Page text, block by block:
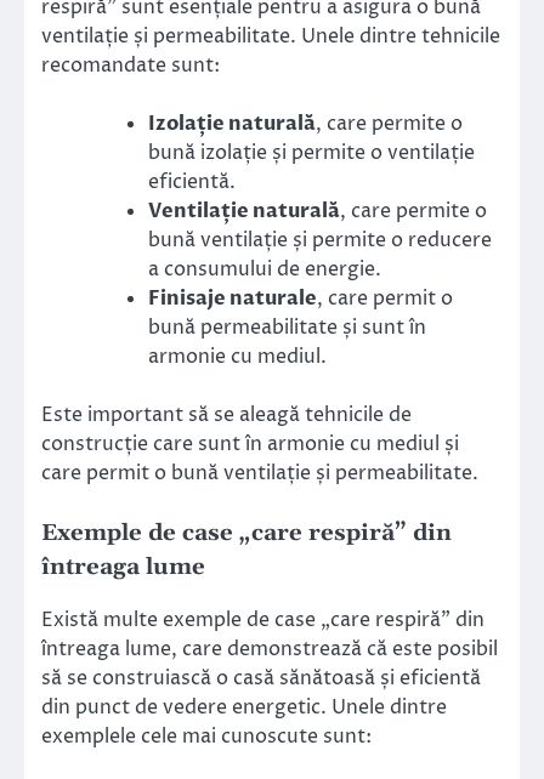
respiră” sunt esențiale pentru a asigura o bună
ventilație și permeabilitate. Unele dintre tehnicile
recomandate sunt:
Izolație naturală, care permite o
bună izolație și permite o ventilație
eficientă.
Ventilație naturală, care permite o
bună ventilație și permite o reducere
a consumului de energie.
Finisaje naturale, care permit o
bună permeabilitate și sunt în
armonie cu mediul.
Este important să se aleagă tehnicile de
construcție care sunt în armonie cu mediul și
care permit o bună ventilație și permeabilitate.
Exemple de case „care respiră” din
întreaga lume
Există multe exemple de case „care respiră” din
întreaga lume, care demonstrează că este posibil
să se construiască o casă sănătoasă și eficientă
din punct de vedere energetic. Unele dintre
exemplele cele mai cunoscute sunt: